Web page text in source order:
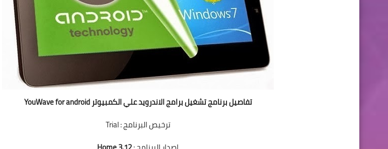
تفاصيل برنامج تشغيل برامج الاندرويد علي الكمبيوتر YouWave for android
ترخيص البرنامج : Trial